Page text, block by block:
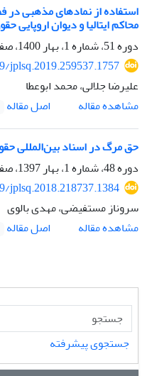
استفاده از نمادهای مذهبی در
محاکم ایتالیا و دیوان اروپایی
دوره 51، شماره 1، بهار 1400، صفحه
علیرضا جلالی، محمد ابوعطا
مشاهده مقاله
اصل مقاله
حق مرگ در اسناد بین‌المللی
دوره 48، شماره 1، بهار 1397، صفحه
سروناز مستفیضی، مهدی بالوی
مشاهده مقاله
اصل مقاله
جستجوی پیشرفته